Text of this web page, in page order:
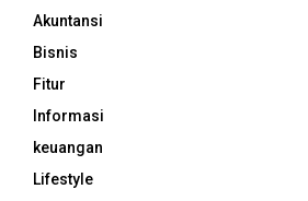
Akuntansi
Bisnis
Fitur
Informasi
keuangan
Lifestyle